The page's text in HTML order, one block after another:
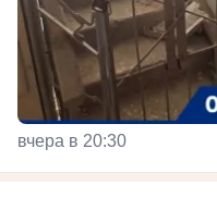
вчера в 20:30